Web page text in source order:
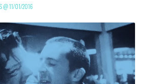
@11/01/2016